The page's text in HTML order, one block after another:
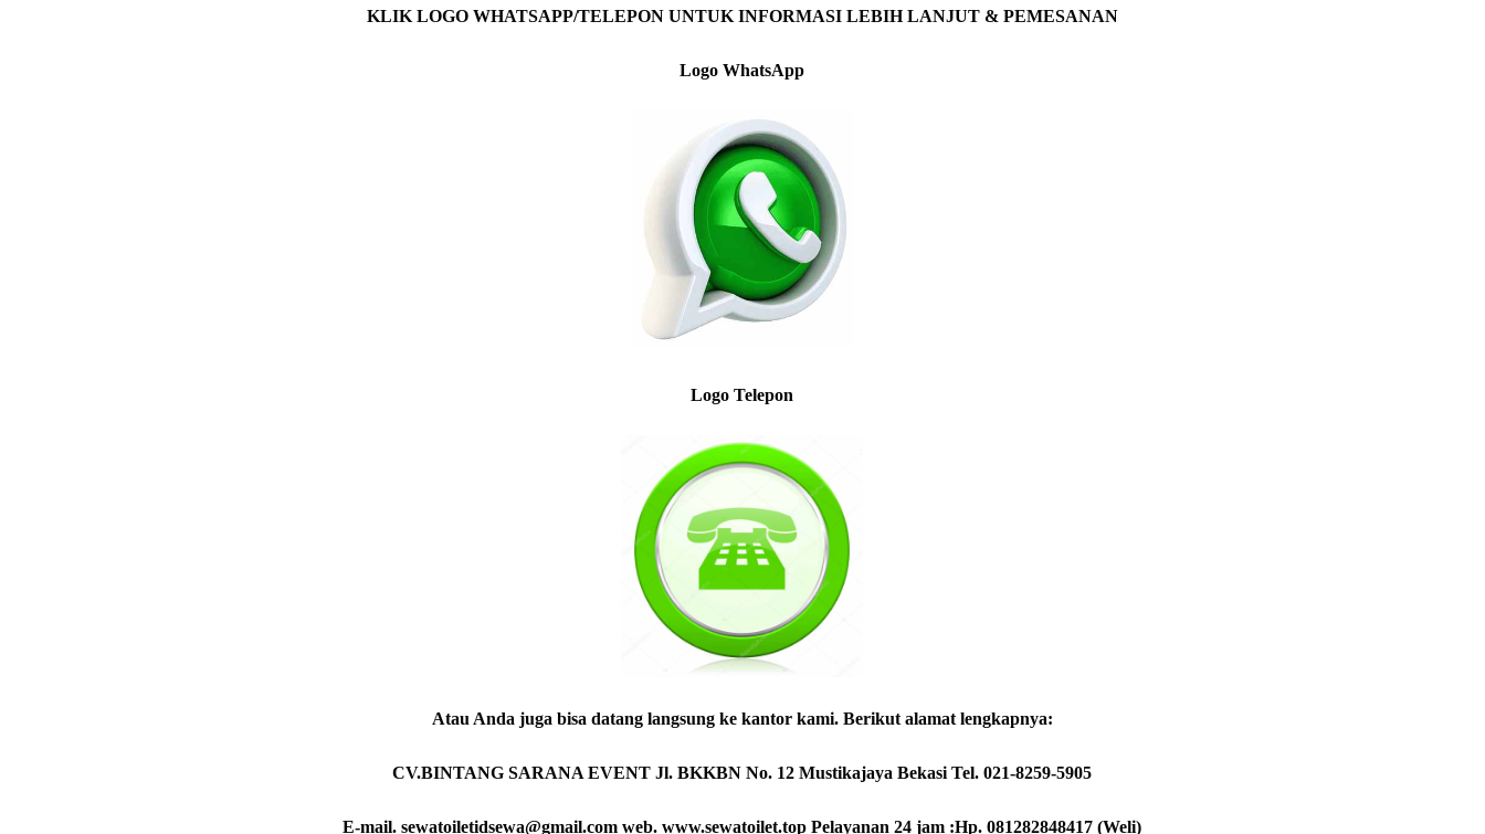
KLIK LOGO WHATSAPP/TELEPON UNTUK INFORMASI LEBIH LANJUT & PEMESANAN
Logo WhatsApp
Logo Telepon
Atau Anda juga bisa datang langsung ke kantor kami. Berikut alamat lengkapnya:
CV.BINTANG SARANA EVENT Jl. BKKBN No. 12 Mustikajaya Bekasi Tel. 021-8259-5905
E-mail. sewatoiletidsewa@gmail.com web. www.sewatoilet.top Pelayanan 24 jam :Hp. 081282848417 (Weli)